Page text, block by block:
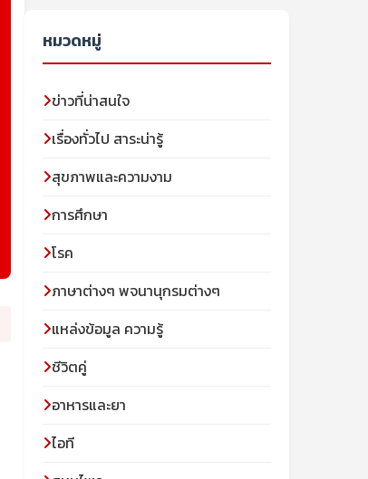
หมวดหมู่
ข่าวที่น่าสนใจ
เรื่องทั่วไป สาระน่ารู้
สุขภาพและความงาม
การศึกษา
โรค
ภาษาต่างๆ พจนานุกรมต่างๆ
แหล่งข้อมูล ความรู้
ชีวิตคู่
อาหารและยา
ไอที